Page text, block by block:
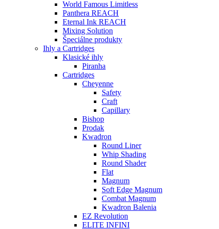
World Famous Limitless
Panthera REACH
Eternal Ink REACH
Mixing Solution
Špeciálne produkty
Ihly a Cartridges
Klasické ihly
Piranha
Cartridges
Cheyenne
Safety
Craft
Capillary
Bishop
Prodak
Kwadron
Round Liner
Whip Shading
Round Shader
Flat
Magnum
Soft Edge Magnum
Combat Magnum
Kwadron Balenia
EZ Revolution
ELITE INFINI